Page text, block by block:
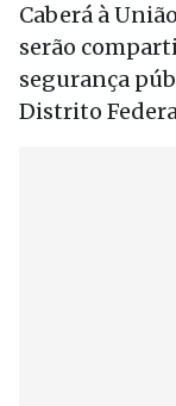
Caberá à
serão
segurança
Distrito